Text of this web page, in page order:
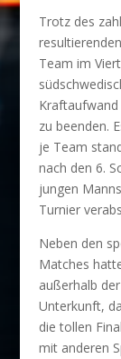
Trotz des
Team im
Kraftaufwand
zu beenden.
je Team
nach den 6.
jungen
Turnier
Neben den
Matches
außerhalb
Unterkunft,
die tollen
mit anderen